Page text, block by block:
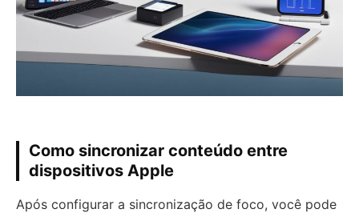
Como sincronizar conteúdo entre
dispositivos Apple
Após configurar a sincronização de foco, você pode